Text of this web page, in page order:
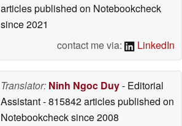
articles published on Notebookcheck
since 2021
contact me via:
LinkedIn
Translator: Ninh Ngoc Duy- Editorial
Assistant- 815842 articles published on
Notebookchecksince 2008